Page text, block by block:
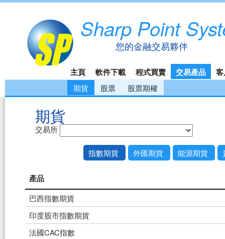
Sharp Point
您的金融交易夥伴
主頁 軟件下載 程式買賣 交易產品
期貨 股票 股票期權
期貨
交易所
指數期貨 外匯期貨 能源期貨
產品
巴西指數期貨
印度股市指數期貨
法國CAC指數